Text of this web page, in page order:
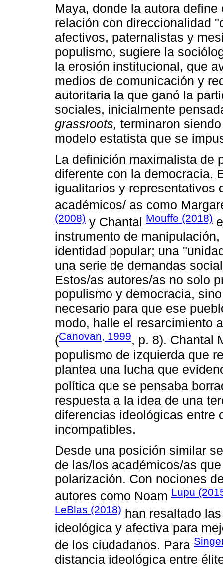
Maya, donde la autora
relación con direccionalidad
afectivos, paternalistas y
populismo, sugiere la
la erosión institucional, que
medios de comunicación y
autoritaria la que ganó la
sociales, inicialmente
grassroots, terminaron
modelo estatista que se
La definición maximalista de
diferente con la democracia.
igualitarios y representativos
académicos/ as como
(2008) y Chantal Mouffe (2018)
instrumento de
identidad popular; una
una serie de demandas
Estos/as autores/as no solo
populismo y democracia,
necesario para que ese
modo, halle el resarcimiento
(Canovan, 1999, p. 8). Chantal
populismo de izquierda que
plantea una lucha que
política que se pensaba
respuesta a la idea de una
diferencias ideológicas entre
incompatibles.
Desde una posición similar
de las/los académicos/as
polarización. Con nociones
autores como Noam Lupu
LeBlas (2018) han resaltado
ideológica y afectiva para
de los ciudadanos. Para
distancia ideológica entre